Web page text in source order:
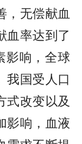
，无偿献血
血率达到了
影响，全球
我国受人口
式改变以及
影响，血液